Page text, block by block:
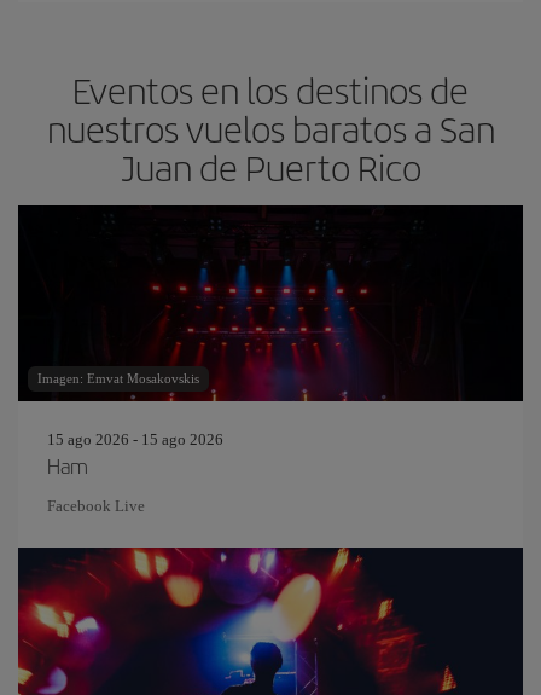
Eventos en los destinos de
nuestros vuelos baratos a San
Juan de Puerto Rico
Imagen: Emvat Mosakovskis
15 ago 2026 - 15 ago 2026
Ham
Facebook Live